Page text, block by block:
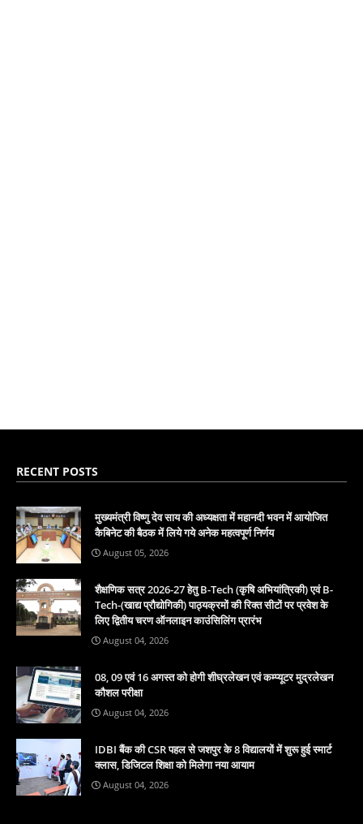
RECENT POSTS
मुख्यमंत्री विष्णु देव साय की अध्यक्षता में महानदी भवन में आयोजित
कैबिनेट की बैठक में लिये गये अनेक महत्वपूर्ण निर्णय
August 05, 2026
शैक्षणिक सत्र 2026-27 हेतु B-Tech (कृषि अभियांत्रिकी) एवं B-
Tech-(खाद्य प्रौद्योगिकी) पाठ्यक्रमों की रिक्त सीटों पर प्रवेश के
लिए द्वितीय चरण ऑनलाइन काउंसिलिंग प्रारंभ
August 04, 2026
08, 09 एवं 16 अगस्त को होगी शीघ्रलेखन एवं कम्प्यूटर मुद्रलेखन
कौशल परीक्षा
August 04, 2026
IDBI बैंक की CSR पहल से जशपुर के 8 विद्यालयों में शुरू हुई स्मार्ट
क्लास, डिजिटल शिक्षा को मिलेगा नया आयाम
August 04, 2026